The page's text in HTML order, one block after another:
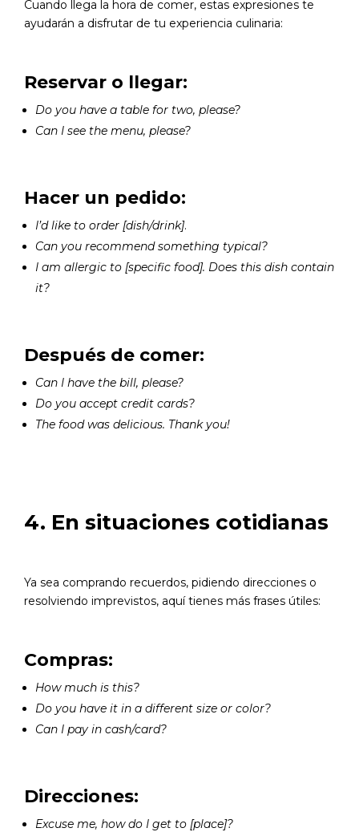
Cuando llega la hora de comer, estas expresiones te
ayudarán a disfrutar de tu experiencia culinaria:
Reservar o llegar:
Do you have a table for two, please?
Can I see the menu, please?
Hacer un pedido:
I’d like to order [dish/drink].
Can you recommend something typical?
I am allergic to [specific food]. Does this dish contain
it?
Después de comer:
Can I have the bill, please?
Do you accept credit cards?
The food was delicious. Thank you!
4. En situaciones cotidianas
Ya sea comprando recuerdos, pidiendo direcciones o
resolviendo imprevistos, aquí tienes más frases útiles:
Compras:
How much is this?
Do you have it in a different size or color?
Can I pay in cash/card?
Direcciones:
Excuse me, how do I get to [place]?